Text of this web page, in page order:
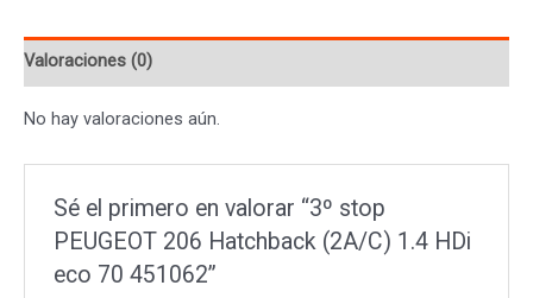
1.4
eco
70
cantidad
Valoraciones (0)
No hay valoraciones aún.
Sé el primero en valorar “3º stop
PEUGEOT 206 Hatchback (2A/C) 1.4 HDi
eco 70 451062”